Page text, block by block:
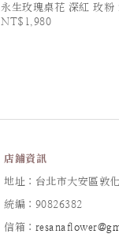
永生玫瑰桌花 深紅 玫粉
NT$1,980
店鋪資訊
地址：台北市大安區敦
統編：90826382
信箱：